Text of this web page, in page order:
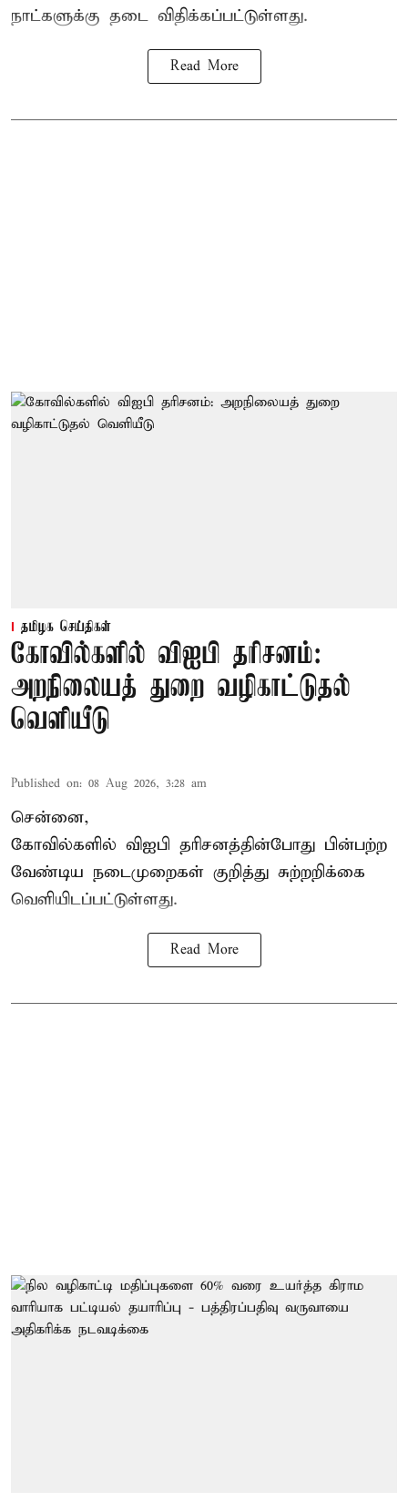
நாட்களுக்கு தடை விதிக்கப்பட்டுள்ளது.
Read More
தமிழக செய்திகள்
கோவில்களில் விஐபி தரிசனம்:
அறநிலையத் துறை வழிகாட்டுதல்
வெளியீடு
Published on: 08 Aug 2026, 3:28 am
சென்னை,
கோவில்களில் விஐபி தரிசனத்தின்போது பின்பற்ற
வேண்டிய நடைமுறைகள் குறித்து சுற்றறிக்கை
வெளியிடப்பட்டுள்ளது.
Read More